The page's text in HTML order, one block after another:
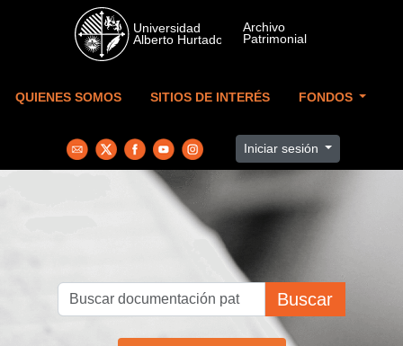
Skip to main content
QUIENES SOMOS SITIOS DE INTERÉS FONDOS
Iniciar sesión
Buscar